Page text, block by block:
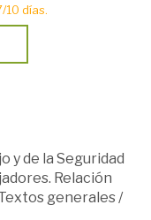
10 días.
y de la Seguridad
Relación
generales/